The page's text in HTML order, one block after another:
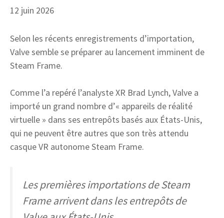
12 juin 2026
Selon les récents enregistrements d’importation,
Valve semble se préparer au lancement imminent de
Steam Frame.
Comme l’a repéré l’analyste XR Brad Lynch, Valve a
importé un grand nombre d’« appareils de réalité
virtuelle » dans ses entrepôts basés aux États-Unis,
qui ne peuvent être autres que son très attendu
casque VR autonome Steam Frame.
Les premières importations de Steam
Frame arrivent dans les entrepôts de